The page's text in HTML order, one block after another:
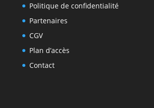
Politique de confidentialité
Partenaires
CGV
Plan d’accès
Contact